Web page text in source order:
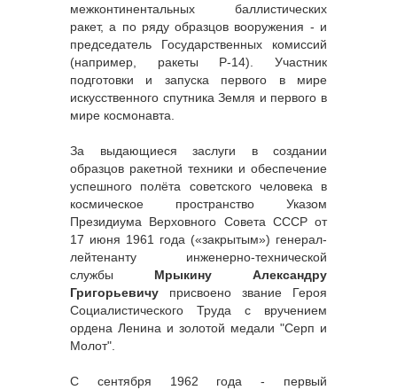
межконтинентальных баллистических
ракет, а по ряду образцов вооружения - и
председатель Государственных комиссий
(например, ракеты Р-14). Участник
подготовки и запуска первого в мире
искусственного спутника Земля и первого в
мире космонавта.
За выдающиеся заслуги в создании
образцов ракетной техники и обеспечение
успешного полёта советского человека в
космическое пространство Указом
Президиума Верховного Совета СССР от
17 июня 1961 года («закрытым») генерал-
лейтенанту инженерно-технической
службы Мрыкину Александру
Григорьевичу присвоено звание Героя
Социалистического Труда с вручением
ордена Ленина и золотой медали "Серп и
Молот".
С сентября 1962 года - первый